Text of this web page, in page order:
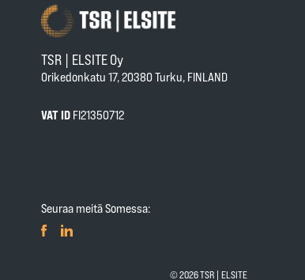
TSR | ELSITE Oy
Orikedonkatu 17, 20380 Turku, FINLAND
VAT ID FI21350712
Seuraa meitä Somessa:
© 2026 TSR | ELSITE